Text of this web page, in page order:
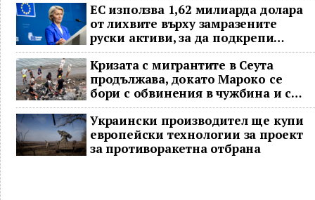
ЕС използва 1,62 милиарда долара
от лихвите върху замразените
руски активи, за да подкрепи
Украйна
Кризата с мигрантите в Сеута
продължава, докато Мароко се
бори с обвинения в чужбина и с
гнева у дома
Украински производител ще купи
европейски технологии за проект
за противоракетна отбрана